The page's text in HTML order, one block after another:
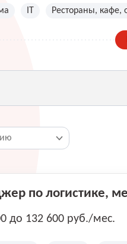
Рестораны, кафе,
по логистике,
до 132 600 руб./мес.